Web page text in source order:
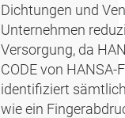
Dichtungen und
Unternehmen
Versorgung, da
CODE von
identifiziert
wie ein